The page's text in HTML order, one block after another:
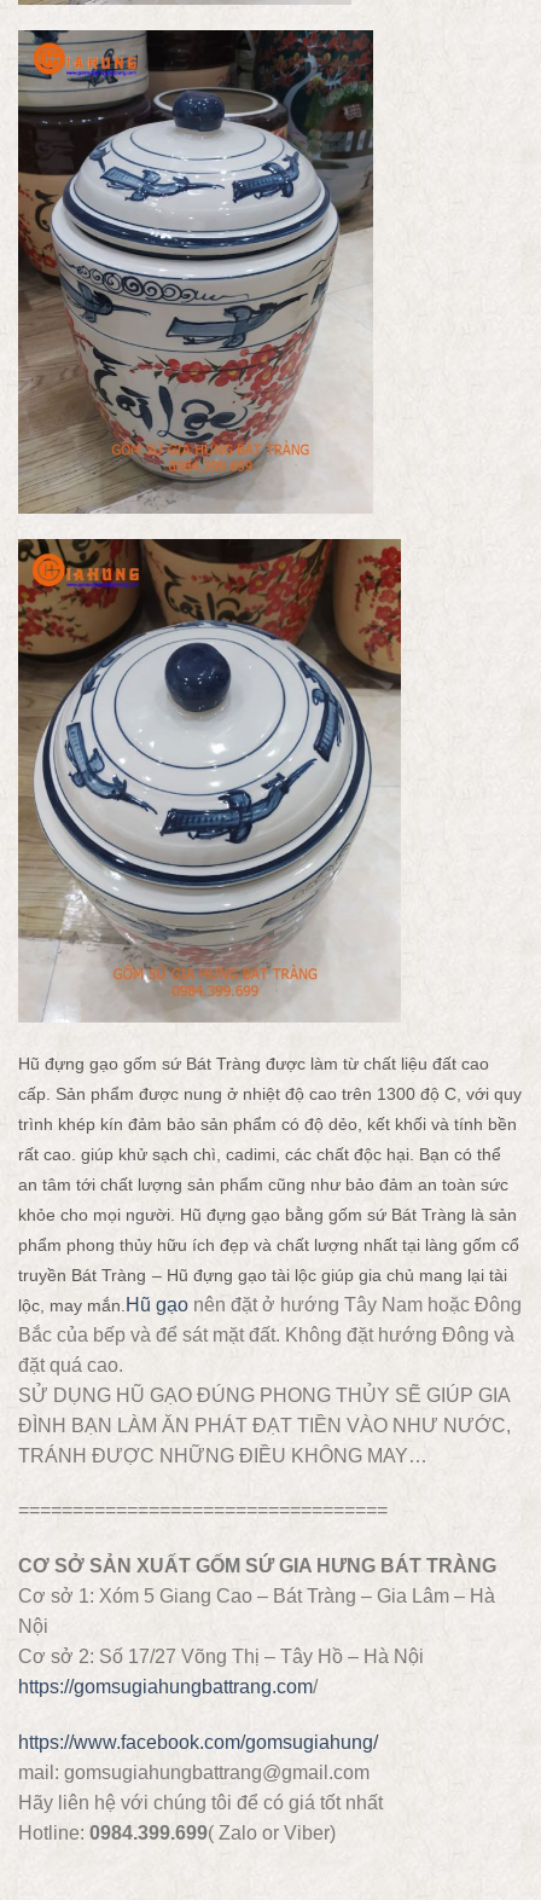
Hũ đựng gạo gốm sứ Bát Tràng được làm từ chất liệu đất cao
cấp. Sản phẩm được nung ở nhiệt độ cao trên 1300 độ C, với quy
trình khép kín đảm bảo sản phẩm có độ dẻo, kết khối và tính bền
rất cao. giúp khử sạch chì, cadimi, các chất độc hại. Bạn có thể
an tâm tới chất lượng sản phẩm cũng như bảo đảm an toàn sức
khỏe cho mọi người. Hũ đựng gạo bằng gốm sứ Bát Tràng là sản
phẩm phong thủy hữu ích đẹp và chất lượng nhất tại làng gốm cổ
truyền Bát Tràng – Hũ đựng gạo tài lộc giúp gia chủ mang lại tài
lộc, may mắn. Hũ gạo nên đặt ở hướng Tây Nam hoặc Đông
Bắc của bếp và để sát mặt đất. Không đặt hướng Đông và
đặt quá cao.
SỬ DỤNG HŨ GẠO ĐÚNG PHONG THỦY SẼ GIÚP GIA
ĐÌNH BẠN LÀM ĂN PHÁT ĐẠT TIỀN VÀO NHƯ NƯỚC,
TRÁNH ĐƯỢC NHỮNG ĐIỀU KHÔNG MAY…
==================================
CƠ SỞ SẢN XUẤT GỐM SỨ GIA HƯNG BÁT TRÀNG
Cơ sở 1: Xóm 5 Giang Cao – Bát Tràng – Gia Lâm – Hà
Nội
Cơ sở 2: Số 17/27 Võng Thị – Tây Hồ – Hà Nội
https://gomsugiahungbattrang.com/
https://www.facebook.com/gomsugiahung/
mail: gomsugiahungbattrang@gmail.com
Hãy liên hệ với chúng tôi để có giá tốt nhất
Hotline: 0984.399.699( Zalo or Viber)